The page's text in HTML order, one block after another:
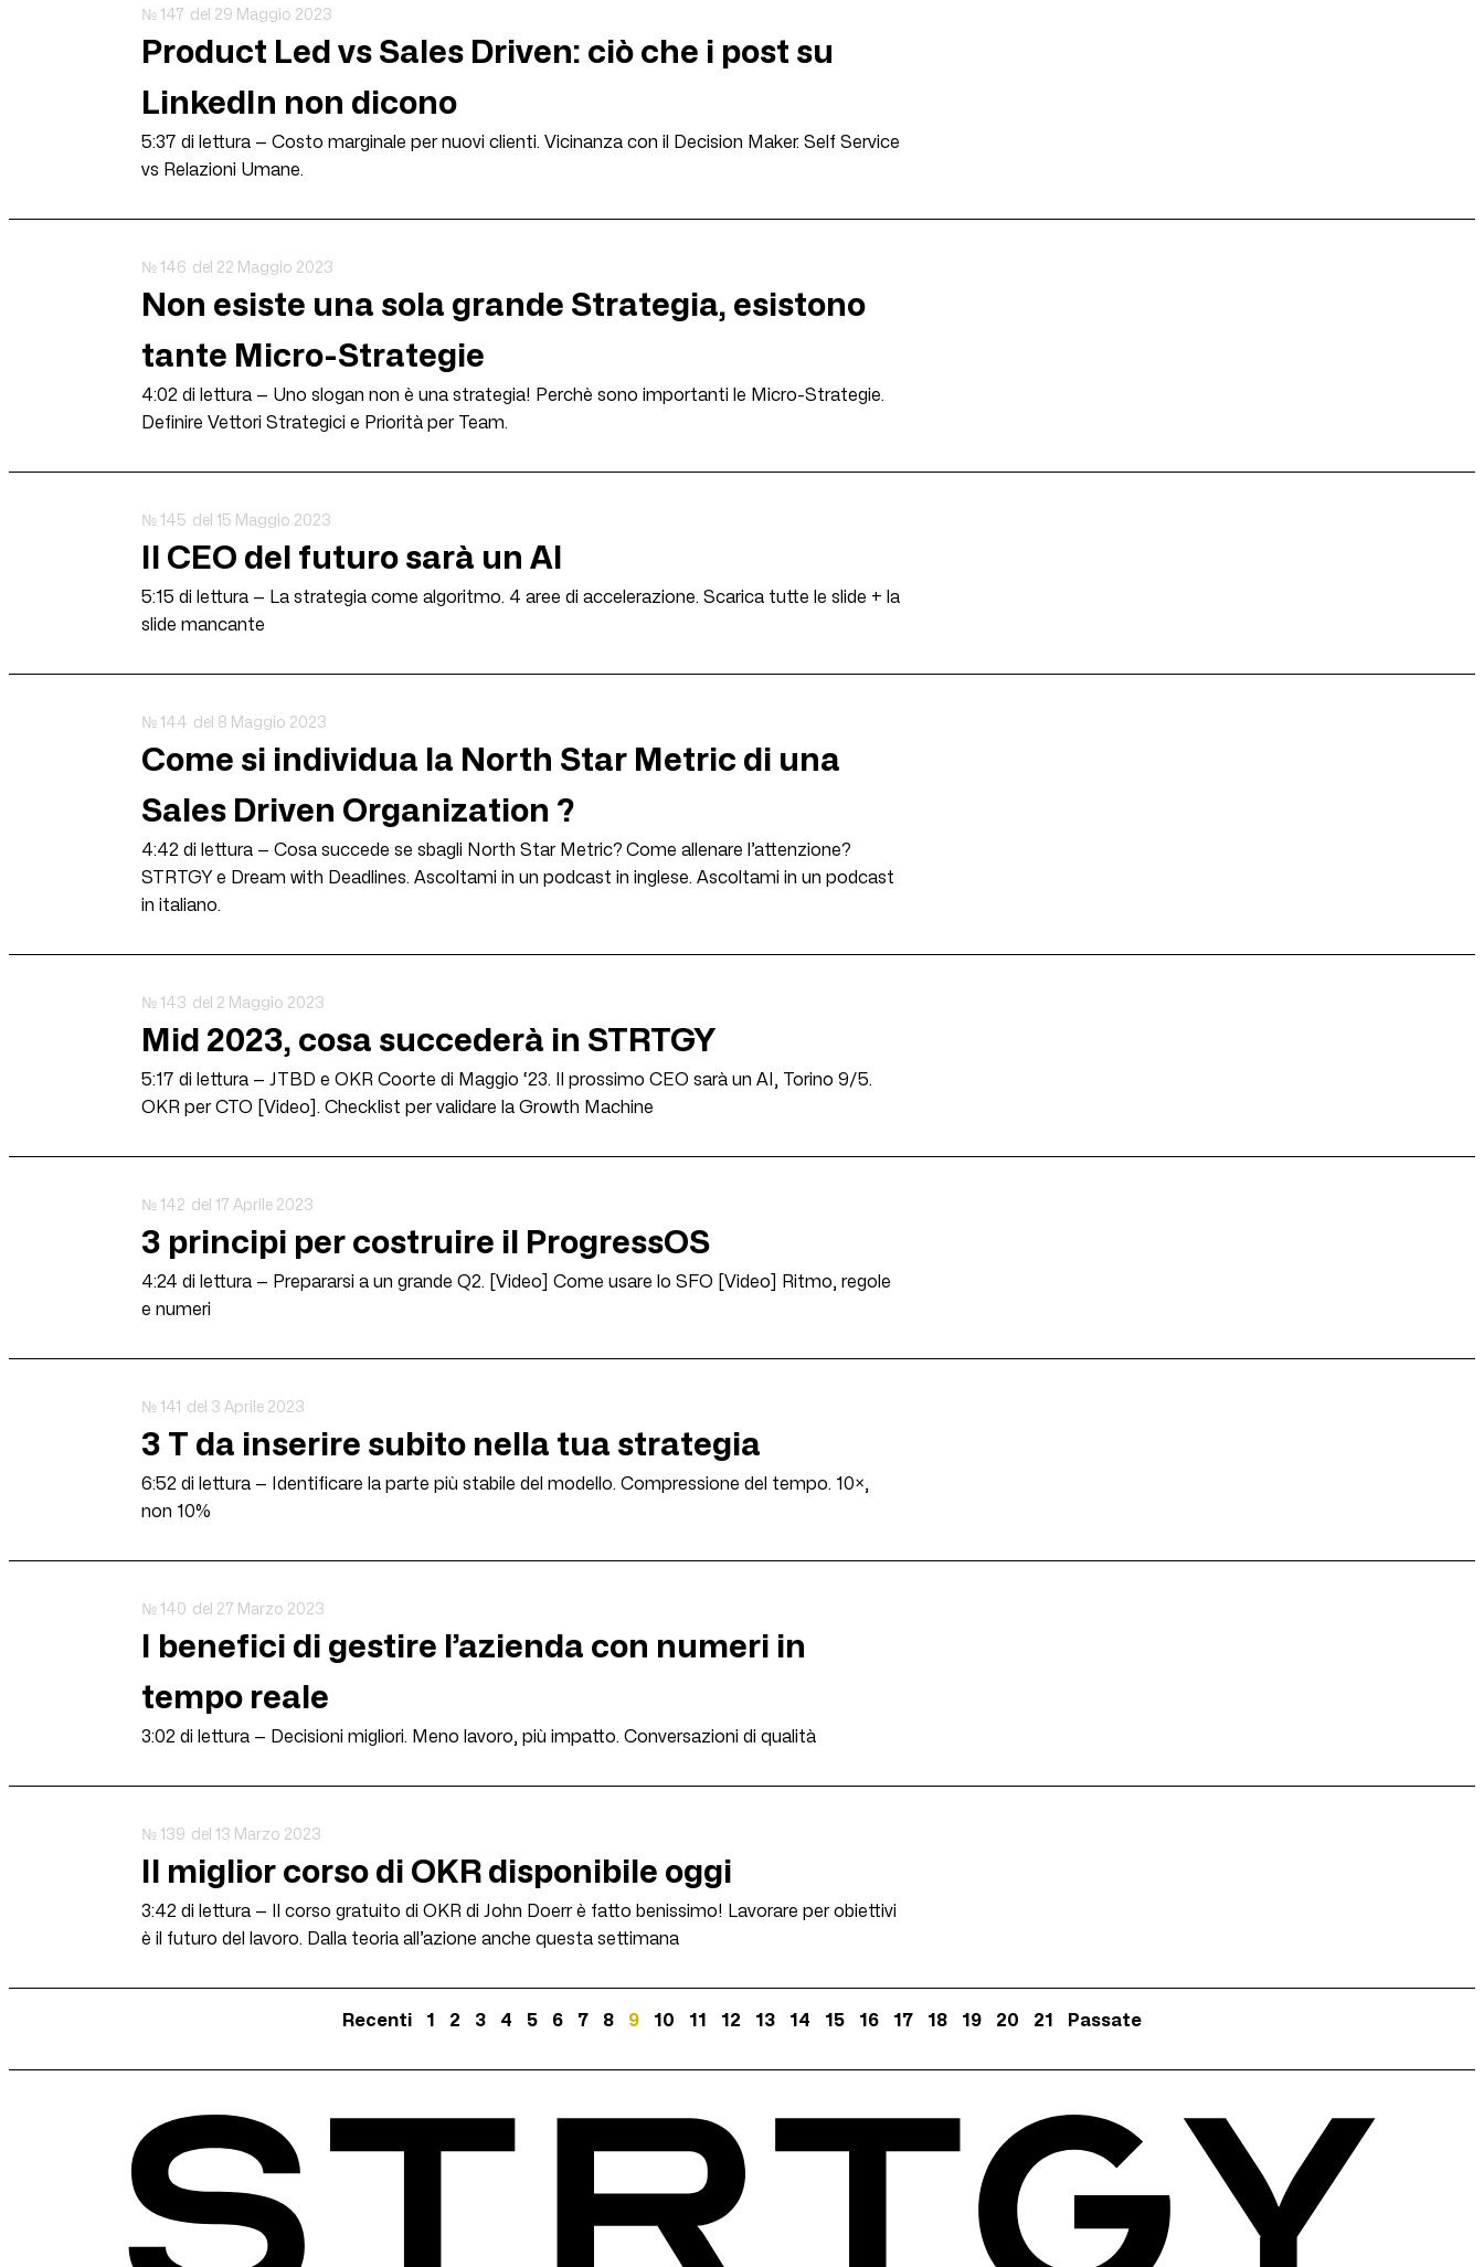
№ 147 del 29 Maggio 2023
Product Led vs Sales Driven: ciò che i post su
LinkedIn non dicono
5:37 di lettura — Costo marginale per nuovi clienti. Vicinanza con il Decision Maker. Self Service
vs Relazioni Umane.
№ 146 del 22 Maggio 2023
Non esiste una sola grande Strategia, esistono
tante Micro-Strategie
4:02 di lettura — Uno slogan non è una strategia! Perchè sono importanti le Micro-Strategie.
Definire Vettori Strategici e Priorità per Team.
№ 145 del 15 Maggio 2023
Il CEO del futuro sarà un AI
5:15 di lettura — La strategia come algoritmo. 4 aree di accelerazione. Scarica tutte le slide + la
slide mancante
№ 144 del 8 Maggio 2023
Come si individua la North Star Metric di una
Sales Driven Organization ?
4:42 di lettura — Cosa succede se sbagli North Star Metric? Come allenare l’attenzione?
STRTGY e Dream with Deadlines. Ascoltami in un podcast in inglese. Ascoltami in un podcast
in italiano.
№ 143 del 2 Maggio 2023
Mid 2023, cosa succederà in STRTGY
5:17 di lettura — JTBD e OKR Coorte di Maggio ‘23. Il prossimo CEO sarà un AI, Torino 9/5.
OKR per CTO [Video]. Checklist per validare la Growth Machine
№ 142 del 17 Aprile 2023
3 principi per costruire il ProgressOS
4:24 di lettura — Prepararsi a un grande Q2. [Video] Come usare lo SFO [Video] Ritmo, regole
e numeri
№ 141 del 3 Aprile 2023
3 T da inserire subito nella tua strategia
6:52 di lettura — Identificare la parte più stabile del modello. Compressione del tempo. 10×,
non 10%
№ 140 del 27 Marzo 2023
I benefici di gestire l’azienda con numeri in
tempo reale
3:02 di lettura — Decisioni migliori. Meno lavoro, più impatto. Conversazioni di qualità
№ 139 del 13 Marzo 2023
Il miglior corso di OKR disponibile oggi
3:42 di lettura — Il corso gratuito di OKR di John Doerr è fatto benissimo! Lavorare per obiettivi
è il futuro del lavoro. Dalla teoria all’azione anche questa settimana
Recenti 1 2 3 4 5 6 7 8 9 10 11 12 13 14 15 16 17 18 19 20 21 Passate